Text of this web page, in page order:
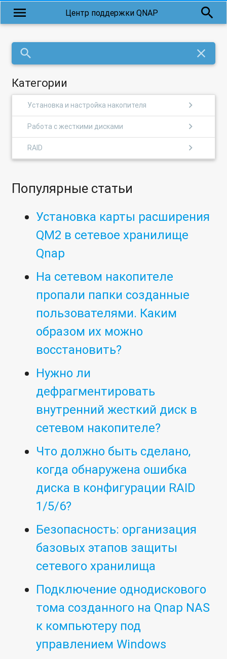
menu Центр поддержки QNAP search
search close
Категории
Установка и настройка накопителя chevron_right
Работа с жесткими дисками chevron_right
RAID chevron_right
Популярные статьи
Установка карты расширения
QM2 в сетевое хранилище
Qnap
На сетевом накопителе
пропали папки созданные
пользователями. Каким
образом их можно
восстановить?
Нужно ли
дефрагментировать
внутренний жесткий диск в
сетевом накопителе?
Что должно быть сделано,
когда обнаружена ошибка
диска в конфигурации RAID
1/5/6?
Безопасность: организация
базовых этапов защиты
сетевого хранилища
Подключение однодискового
тома созданного на Qnap NAS
к компьютеру под
управлением Windows